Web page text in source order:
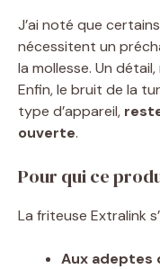
J’ai noté que
nécessitent un
la mollesse. Un
Enfin, le bruit de la
type d’appareil,
ouverte.
Pour qui ce
La friteuse Extralink
Aux adeptes